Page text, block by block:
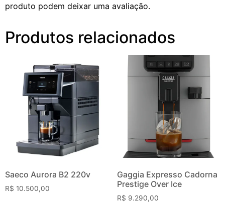
produto podem deixar uma avaliação.
Produtos relacionados
Saeco Aurora B2 220v
R$ 10.500,00
Gaggia Expresso Cadorna
Prestige Over Ice
R$ 9.290,00